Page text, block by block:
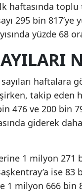
İstanbul
İzmir
Kayseri
Kırklareli
Kocaeli
Konya
haftasında toplu
295 bin
yüzde 68
haftalara
takip eden
476 ve 200 bin
giderek
1 milyon 271
ise
1 milyon 666